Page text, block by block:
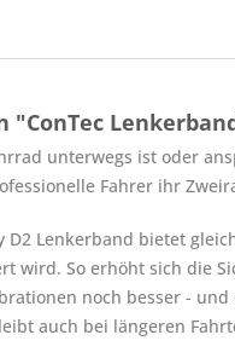
unterwegs ist oder
Fahrer ihr
D2 Lenkerband bietet
wird. So erhöht sich die
noch besser -
auch bei längeren